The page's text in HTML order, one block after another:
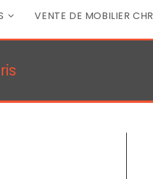
VENTE DE MOBILIER CHR